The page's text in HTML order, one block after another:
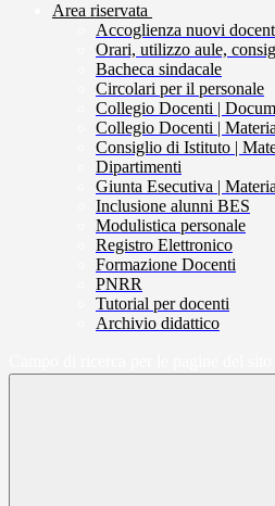
Area riservata
Accoglienza nuovi
Orari, utilizzo aule,
Bacheca sindacale
Circolari per il personale
Collegio Docenti |
Collegio Docenti |
Consiglio di Istituto |
Dipartimenti
Giunta Esecutiva |
Inclusione alunni BES
Modulistica personale
Registro Elettronico
Formazione Docenti
PNRR
Tutorial per docenti
Archivio didattico